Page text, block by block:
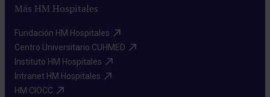
Más HM Hospitales
Fundación HM Hospitales​
Centro Universitario CUHMED​
Instituto HM Hospitales​
Intranet HM Hospitales​
HM CIOCC​